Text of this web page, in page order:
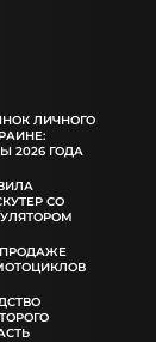
ЛИЧНОГО
2026 ГОДА
СО